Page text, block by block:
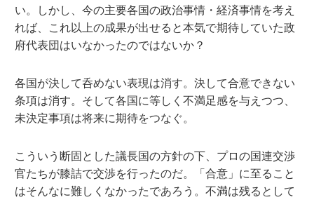
い。しかし、今の主要各国の政治事情・経済事情を考え
れば、これ以上の成果が出せると本気で期待していた政
府代表団はいなかったのではないか？
各国が決して呑めない表現は消す。決して合意できない
条項は消す。そして各国に等しく不満足感を与えつつ、
未決定事項は将来に期待をつなぐ。
こういう断固とした議長国の方針の下、プロの国連交渉
官たちが膝詰で交渉を行ったのだ。「合意」に至ること
はそんなに難しくなかったであろう。不満は残るとして